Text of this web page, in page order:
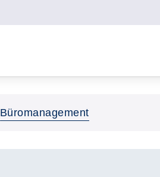
Büromanagement